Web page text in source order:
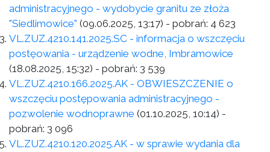
administracyjnego - wydobycie granitu ze złoża
"Siedlimowice" (09.06.2025, 13:17) - pobrań: 4 623
VL.ZUZ.4210.141.2025.SC - informacja o wszczęciu
postęowania - urządzenie wodne, Imbramowice
(18.08.2025, 15:32) - pobrań: 3 539
VL.ZUZ.4210.166.2025.AK - OBWIESZCZENIE o
wszczęciu postępowania administracyjnego -
pozwolenie wodnoprawne (01.10.2025, 10:14) -
pobrań: 3 096
VL.ZUZ.4210.120.2025.AK - w sprawie wydania dla